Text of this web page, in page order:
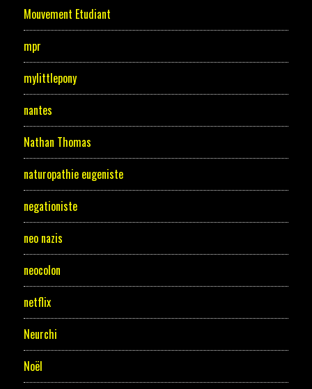
Mouvement Etudiant
mpr
mylittlepony
nantes
Nathan Thomas
naturopathie eugeniste
negationiste
neo nazis
neocolon
netflix
Neurchi
Noël